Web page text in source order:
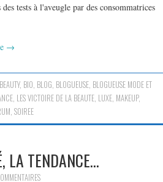
tests à l'aveugle par des consommatrices
→
BEAUTY, BIO BLOG BLOGUEUSE BLOGUEUSE MODE ET
LES VICTOIRE DE LA BEAUTE LUXE MAKEUP,
SOIREE
LA TENDANCE…